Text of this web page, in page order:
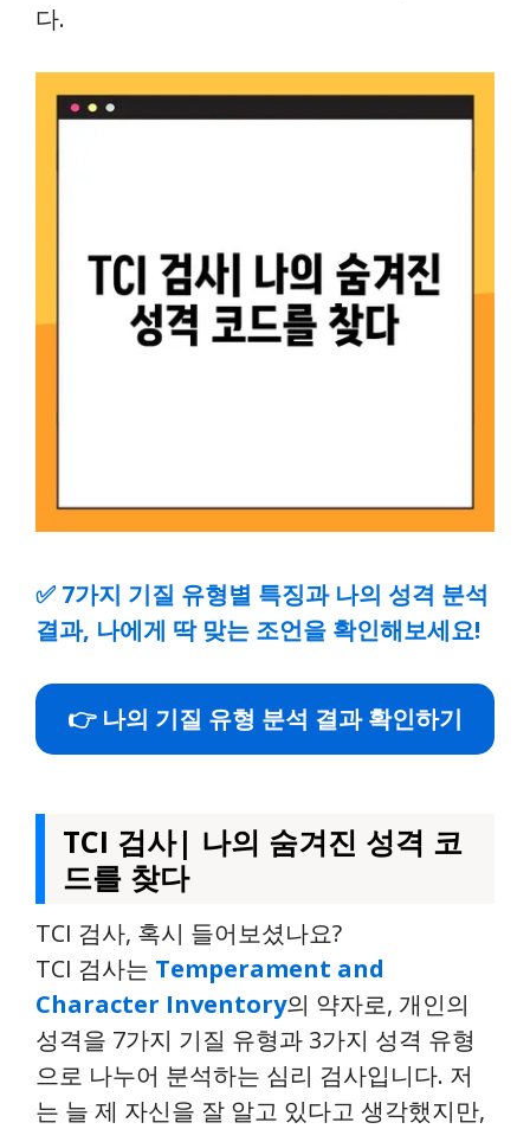
다.
✅ 7가지 기질 유형별 특징과 나의 성격 분석
결과, 나에게 딱 맞는 조언을 확인해보세요!
👉 나의 기질 유형 분석 결과 확인하기
TCI 검사| 나의 숨겨진 성격 코
드를 찾다
TCI 검사, 혹시 들어보셨나요?
TCI 검사는 Temperament and
Character Inventory의 약자로, 개인의
성격을 7가지 기질 유형과 3가지 성격 유형
으로 나누어 분석하는 심리 검사입니다. 저
는 늘 제 자신을 잘 알고 있다고 생각했지만,